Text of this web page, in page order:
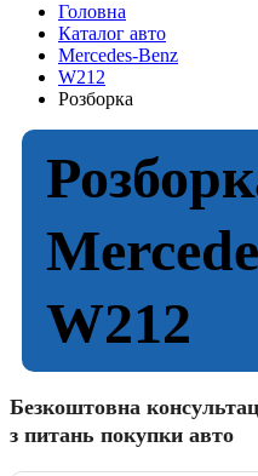
Головна
Каталог авто
Mercedes-Benz
W212
Розборка
W212
Безкоштовна
з питань покупки авто